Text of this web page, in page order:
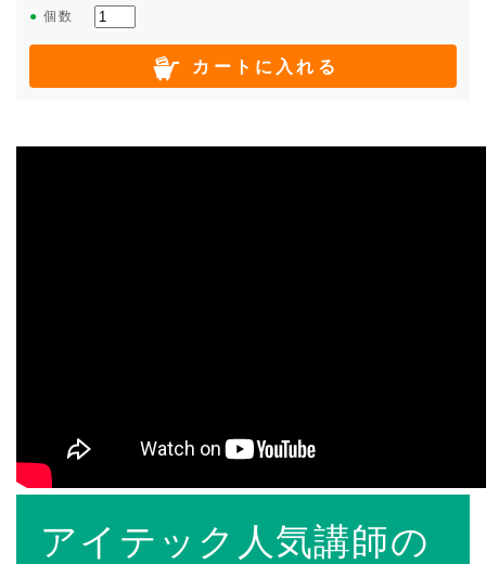
● 個数
カートに入れる
アイテック人気講師の